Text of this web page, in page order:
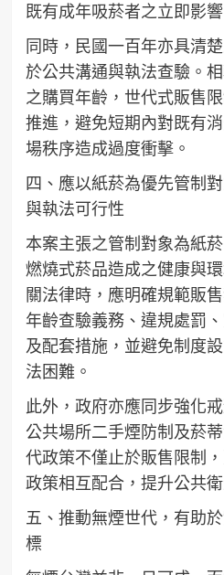
既有成年吸菸者之立即影響
同時，民國一百年亦具清
於公共溝通與執法查驗。
之購買年齡，世代式販售
推進，避免短期內對既有
場秩序造成過度衝擊。
四、應以紙菸為優先管制
與執法可行性
本案主張之管制對象為紙
燃燒式菸品造成之健康與
關法律時，應明確規範販
年齡查驗義務、違規處罰
及配套措施，並避免制度
法困難。
此外，政府亦應同步強化
公共場所二手煙防制及菸
代政策不僅止於販售限制
政策相互配合，提升公共衛
五、推動無煙世代，有助
標